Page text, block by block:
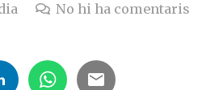
No hi ha comentaris